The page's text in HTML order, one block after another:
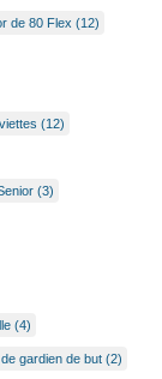
de 80 Flex (12)
(12)
(3)
(4)
gardien de but (2)